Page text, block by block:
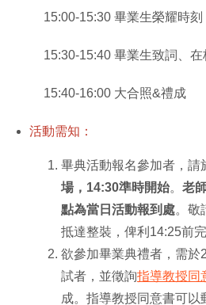
15:00-15:30 畢業生榮耀時刻
15:30-15:40 畢業生致詞、在
15:40-16:00 大合照&禮成
活動需知：
畢典活動報名參加者，請
場，14:30準時開始。 老
點為當日活動報到處。敬
抵達整裝，俾利14:25前完
欲參加畢業典禮者，需於
試者，並徵詢指導教授同
成。指導教授同意書可以